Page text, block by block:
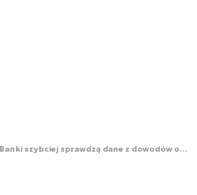
Banki szybciej sprawdzą dane z dowodów osobistych